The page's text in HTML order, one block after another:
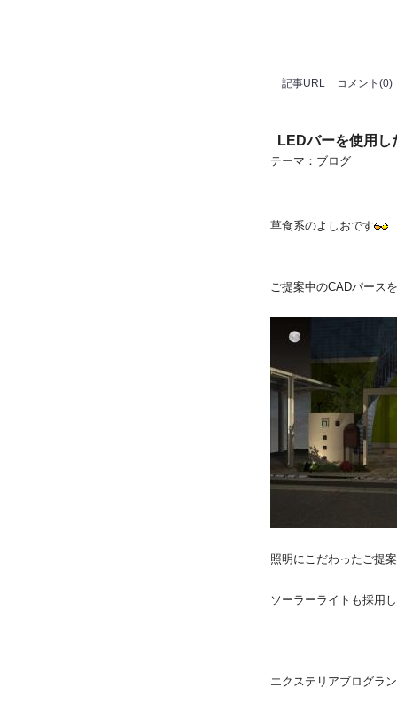
記事URL コメント(0)
LEDバーを使用し
テーマ： ブログ
草食系のよしおです
ご提案中のCADパース
照明にこだわったご提
ソーラーライトも採用
エクステリアブログラ